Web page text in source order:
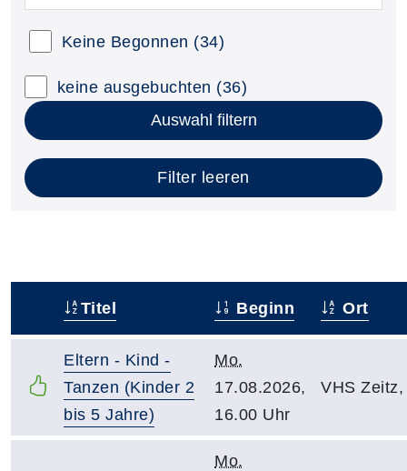
Keine Begonnen (34)
keine ausgebuchten (36)
Auswahl filtern
Filter leeren
Titel Beginn Ort
Eltern - Kind -
Tanzen (Kinder 2
bis 5 Jahre)
Mo.
17.08.2026,
16.00 Uhr
VHS Zeitz,
Mo.